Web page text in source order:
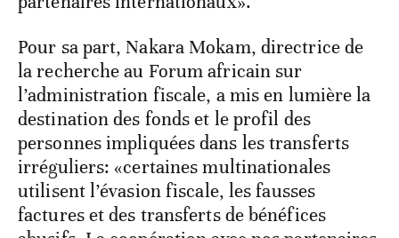
Pour sa part, Nakara Mokam, directrice de
la recherche au Forum africain sur
l’administration fiscale, a mis en lumière la
destination des fonds et le profil des
personnes impliquées dans les transferts
irréguliers: «certaines multinationales
utilisent l’évasion fiscale, les fausses
factures et des transferts de bénéfices